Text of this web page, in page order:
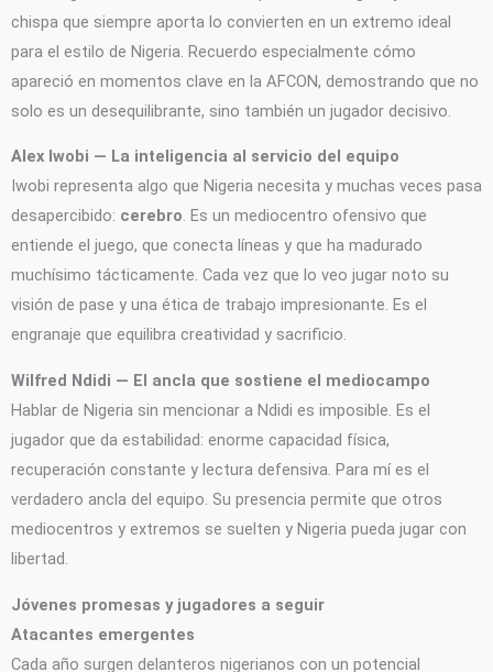
chispa que siempre aporta lo convierten en un extremo ideal
para el estilo de Nigeria. Recuerdo especialmente cómo
apareció en momentos clave en la AFCON, demostrando que no
solo es un desequilibrante, sino también un jugador decisivo.
Alex Iwobi — La inteligencia al servicio del equipo
Iwobi representa algo que Nigeria necesita y muchas veces pasa
desapercibido: cerebro. Es un mediocentro ofensivo que
entiende el juego, que conecta líneas y que ha madurado
muchísimo tácticamente. Cada vez que lo veo jugar noto su
visión de pase y una ética de trabajo impresionante. Es el
engranaje que equilibra creatividad y sacrificio.
Wilfred Ndidi — El ancla que sostiene el mediocampo
Hablar de Nigeria sin mencionar a Ndidi es imposible. Es el
jugador que da estabilidad: enorme capacidad física,
recuperación constante y lectura defensiva. Para mí es el
verdadero ancla del equipo. Su presencia permite que otros
mediocentros y extremos se suelten y Nigeria pueda jugar con
libertad.
Jóvenes promesas y jugadores a seguir
Atacantes emergentes
Cada año surgen delanteros nigerianos con un potencial